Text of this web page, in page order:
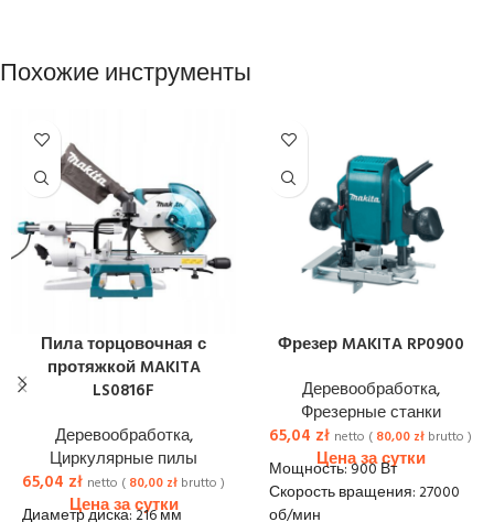
Похожие инструменты
Пила торцовочная с
протяжкой MAKITA
LS0816F
Деревообработка,
Циркулярные пилы
65,04 zł netto ( 80,00 zł brutto )
Диаметр диска: 216 мм
Фрезер MAKITA RP0900
Деревообработка,
Фрезерные станки
65,04 zł netto ( 80,00 zł brutto )
Мощность: 900 Вт
Скорость вращения: 27000
об/мин